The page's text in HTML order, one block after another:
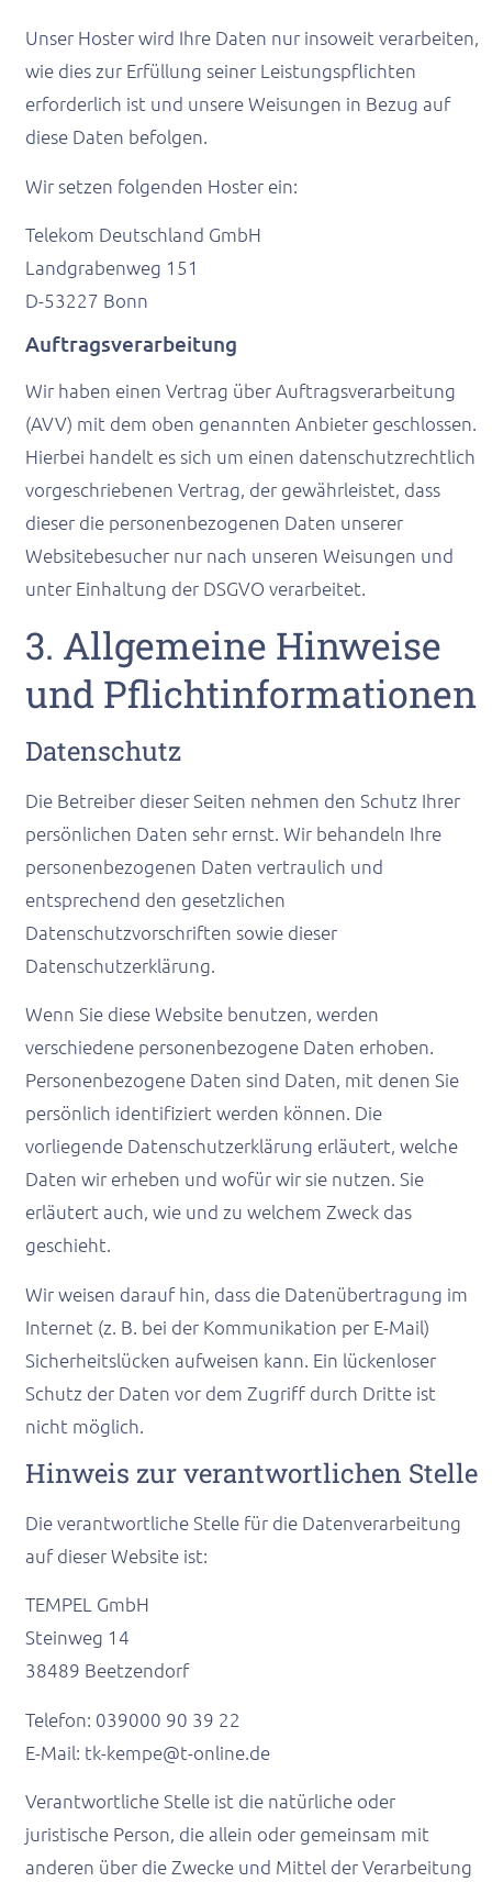
Unser Hoster wird Ihre Daten nur insoweit verarbeiten,
wie dies zur Erfüllung seiner Leistungspflichten
erforderlich ist und unsere Weisungen in Bezug auf
diese Daten befolgen.
Wir setzen folgenden Hoster ein:
Telekom Deutschland GmbH
Landgrabenweg 151
D-53227 Bonn
Auftragsverarbeitung
Wir haben einen Vertrag über Auftragsverarbeitung
(AVV) mit dem oben genannten Anbieter geschlossen.
Hierbei handelt es sich um einen datenschutzrechtlich
vorgeschriebenen Vertrag, der gewährleistet, dass
dieser die personenbezogenen Daten unserer
Websitebesucher nur nach unseren Weisungen und
unter Einhaltung der DSGVO verarbeitet.
3. Allgemeine Hinweise
und Pflicht­informationen
Datenschutz
Die Betreiber dieser Seiten nehmen den Schutz Ihrer
persönlichen Daten sehr ernst. Wir behandeln Ihre
personenbezogenen Daten vertraulich und
entsprechend den gesetzlichen
Datenschutzvorschriften sowie dieser
Datenschutzerklärung.
Wenn Sie diese Website benutzen, werden
verschiedene personenbezogene Daten erhoben.
Personenbezogene Daten sind Daten, mit denen Sie
persönlich identifiziert werden können. Die
vorliegende Datenschutzerklärung erläutert, welche
Daten wir erheben und wofür wir sie nutzen. Sie
erläutert auch, wie und zu welchem Zweck das
geschieht.
Wir weisen darauf hin, dass die Datenübertragung im
Internet (z. B. bei der Kommunikation per E-Mail)
Sicherheitslücken aufweisen kann. Ein lückenloser
Schutz der Daten vor dem Zugriff durch Dritte ist
nicht möglich.
Hinweis zur verantwortlichen Stelle
Die verantwortliche Stelle für die Datenverarbeitung
auf dieser Website ist:
TEMPEL GmbH
Steinweg 14
38489 Beetzendorf
Telefon: 039000 90 39 22
E-Mail: tk-kempe@t-online.de
Verantwortliche Stelle ist die natürliche oder
juristische Person, die allein oder gemeinsam mit
anderen über die Zwecke und Mittel der Verarbeitung